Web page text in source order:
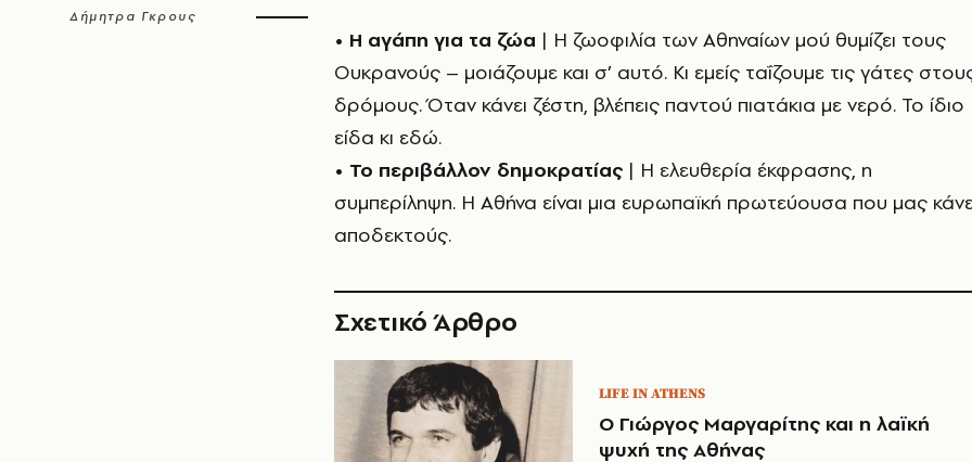
Δήμητρα Γκρους
• Η αγάπη για τα ζώα | Η ζωοφιλία των Αθηναίων μού θυμίζει τους
Ουκρανούς – μοιάζουμε και σ’ αυτό. Κι εμείς ταΐζουμε τις γάτες
δρόμους. Όταν κάνει ζέστη, βλέπεις παντού πιατάκια με νερό. Το ίδιο
είδα κι εδώ.
• Το περιβάλλον δημοκρατίας | Η ελευθερία έκφρασης, η
συμπερίληψη. Η Αθήνα είναι μια ευρωπαϊκή πρωτεύουσα που μας
αποδεκτούς.
Σχετικό Άρθρο
LIFE IN ATHENS
Ο Γιώργος Μαργαρίτης και η λαϊκή
ψυχή της Αθήνας